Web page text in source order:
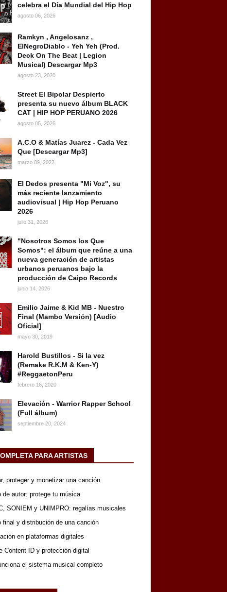
celebra el Día Mundial del Hip Hop
agosto 06, 2026
Ramkyn , Angelosanz ,
ElNegroDiablo - Yeh Yeh (Prod.
Deck On The Beat | Legion
Musical) Descargar Mp3
agosto 23, 2020
Street El Bipolar Despierto
presenta su nuevo álbum BLACK
CAT | HIP HOP PERUANO 2026
agosto 05, 2026
A.C.O & Matías Juarez - Cada Vez
Que [Descargar Mp3]
marzo 09, 2022
El Dedos presenta "Mi Voz", su
más reciente lanzamiento
audiovisual | Hip Hop Peruano
2026
julio 31, 2026
"Nosotros Somos los Que
Somos": el álbum que reúne a una
nueva generación de artistas
urbanos peruanos bajo la
producción de Caipo Records
junio 14, 2026
Emilio Jaime & Kid MB - Nuestro
Final (Mambo Versión) [Audio
Oficial]
mayo 30, 2019
Harold Bustillos - Si la vez
(Remake R.K.M & Ken-Y)
#ReggaetonPeru
febrero 16, 2020
Elevación - Warrior Rapper School
(Full álbum)
septiembre 20, 2024
PARA ARTISTAS
proteger y monetizar una canción
de autor: protege tu música
SONIEM y UNIMPRO: regalías musicales
final y distribución de una canción
en plataformas digitales
Content ID y protección digital
el sistema musical completo